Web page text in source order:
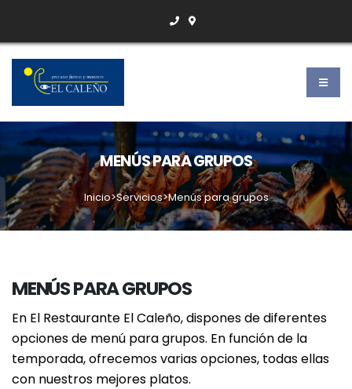
MENÚS PARA GRUPOS
Inicio>Servicios>Menús para grupos
MENÚS PARA GRUPOS
En El Restaurante El Caleño, dispones de diferentes
opciones de menú para grupos. En función de la
temporada, ofrecemos varias opciones, todas ellas
con nuestros mejores platos.